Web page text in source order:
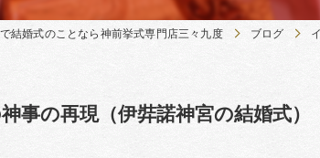
結婚式のことなら神前挙式専門店三々九度 ブログ
の再現（伊弉諾神宮の結婚式）